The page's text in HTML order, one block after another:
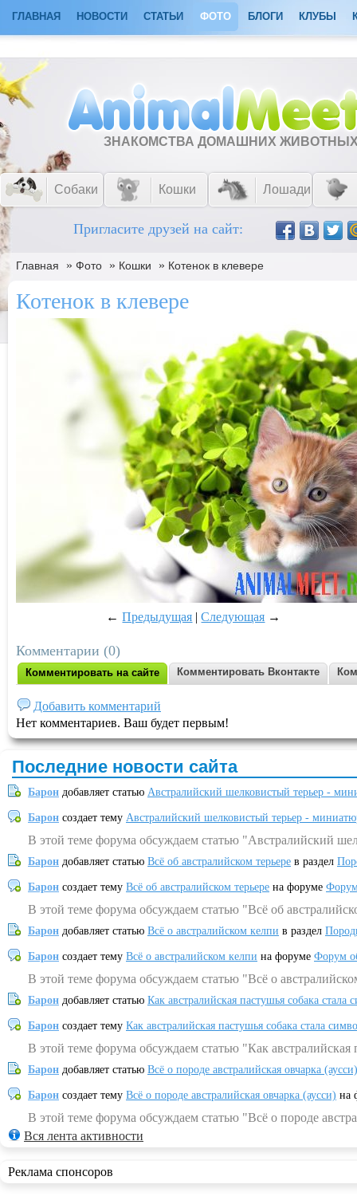
ГЛАВНАЯ НОВОСТИ СТАТЬИ ФОТО БЛОГИ КЛУБЫ
ЗНАКОМСТВА ДОМАШНИХ
Собаки Кошки Лошади
Пригласите друзей на сайт:
Главная » Фото » Кошки » Котенок в клевере
Котенок в клевере
←Предыдущая |Следующая →
Комментарии (0)
Комментировать на сайте Комментировать Вконтакте
Добавить комментарий
Нет комментариев. Ваш будет первым!
Последние новости сайта
Барон добавляет статью Австралийский шелковистый терьер -
Барон создает тему Австралийский шелковистый терьер -
В этой теме форума обсуждаем статью "Австралийский
Барон добавляет статью Всё об австралийском терьере в раздел
Барон создает тему Всё об австралийском терьере на форуме
В этой теме форума обсуждаем статью "Всё об
Барон добавляет статью Всё о австралийском келпи в раздел
Барон создает тему Всё о австралийском келпи на форуме Форум
В этой теме форума обсуждаем статью "Всё о
Барон добавляет статью Как австралийская пастушья собака
Барон создает тему Как австралийская пастушья собака стала
В этой теме форума обсуждаем статью "Как
Барон добавляет статью Всё о породе австралийская овчарка (аусси)
Барон создает тему Всё о породе австралийская овчарка (аусси) на
В этой теме форума обсуждаем статью "Всё о породе
Вся лента активности
Реклама спонсоров